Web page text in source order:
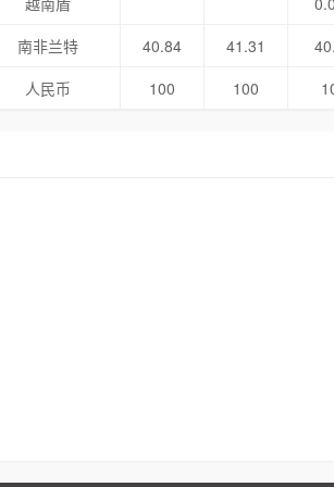
南非兰特
40.84 41.31
人民币
100 100